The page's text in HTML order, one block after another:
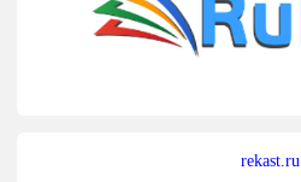
rekast.ru